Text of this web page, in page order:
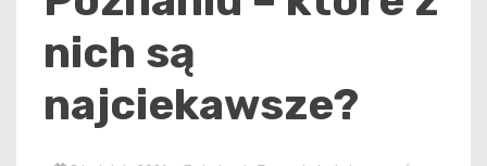
nich są
najciekawsze?